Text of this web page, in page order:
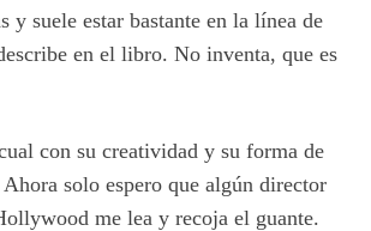
y suele estar bastante en la línea de
en el libro. No inventa, que es
con su creatividad y su forma de
Ahora solo espero que algún director
me lea y recoja el guante.